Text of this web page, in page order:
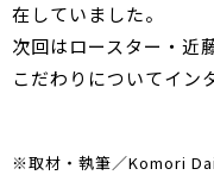
在していました。
次回はロースター・近
こだわりについてイン
※取材・執筆／Komori